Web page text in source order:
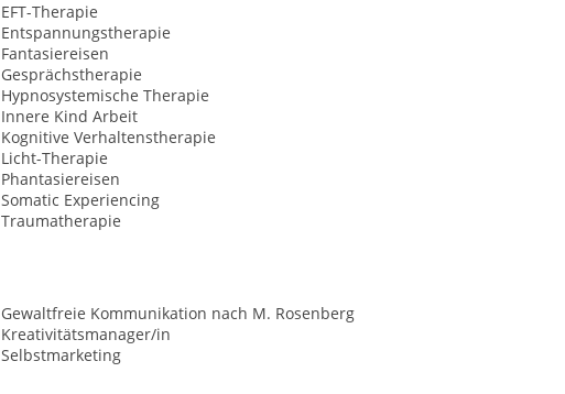
EFT-Therapie
Entspannungstherapie
Fantasiereisen
Gesprächstherapie
Hypnosystemische Therapie
Innere Kind Arbeit
Kognitive Verhaltenstherapie
Licht-Therapie
Phantasiereisen
Somatic Experiencing
Traumatherapie
Gewaltfreie Kommunikation nach M. Rosenberg
Kreativitätsmanager/in
Selbstmarketing